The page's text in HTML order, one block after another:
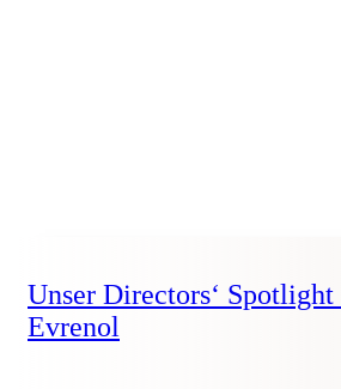
Unser Directors‘ Spotlight
Evrenol